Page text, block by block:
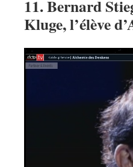
11. Bernard
Kluge, l’élève